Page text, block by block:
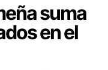
suma
en el